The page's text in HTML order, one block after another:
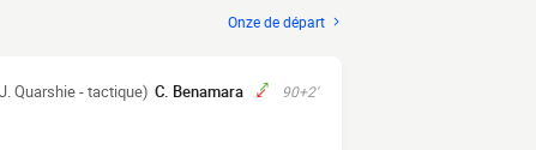
Onze de départ
90+2'
C. Benamara
Quarshie - tactique)